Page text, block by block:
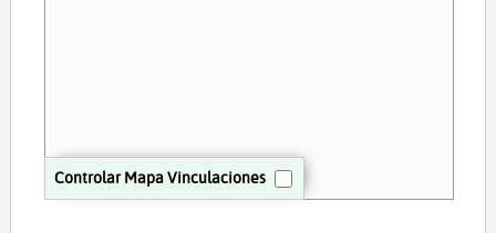
Controlar Mapa Vinculaciones